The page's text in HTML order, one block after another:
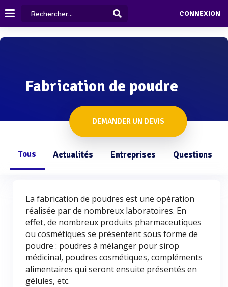
CONNEXION
Fabrication de poudre
DEMANDER UN DEVIS
Tous Actualités Entreprises Questions
La fabrication de poudres est une opération
réalisée par de nombreux laboratoires. En
effet, de nombreux produits pharmaceutiques
ou cosmétiques se présentent sous forme de
poudre : poudres à mélanger pour sirop
médicinal, poudres cosmétiques, compléments
alimentaires qui seront ensuite présentés en
gélules, etc.